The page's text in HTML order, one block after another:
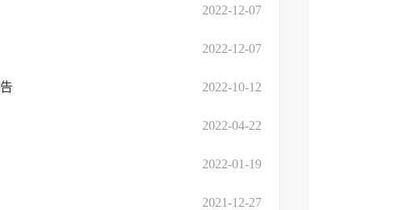
2022-12-07
2022-12-07
2022-10-12
2022-04-22
2022-01-19
2021-12-27